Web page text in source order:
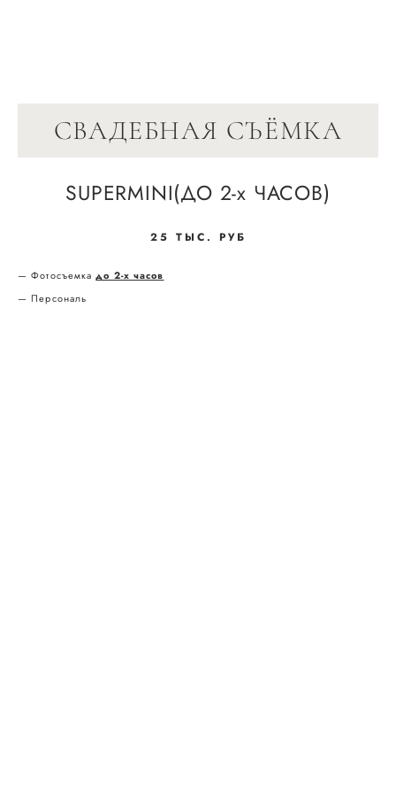
СВАДЕБНАЯ СЪЁМКА
SUPERMINI(ДО 2-х ЧАСОВ)
25 ТЫС. РУБ
— Фотосъемкадо 2-х часов
— Персональ